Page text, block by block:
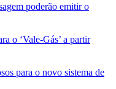
poderão emitir o
o ‘Vale-Gás’ a partir
para o novo sistema de